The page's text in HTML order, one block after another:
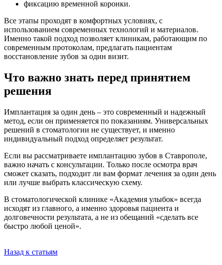
фиксацию временной коронки.
Все этапы проходят в комфортных условиях, с
использованием современных технологий и материалов.
Именно такой подход позволяет клиникам, работающим по
современным протоколам, предлагать пациентам
восстановление зубов за один визит.
Что важно знать перед принятием
решения
Имплантация за один день – это современный и надежный
метод, если он применяется по показаниям. Универсальных
решений в стоматологии не существует, и именно
индивидуальный подход определяет результат.
Если вы рассматриваете имплантацию зубов в Ставрополе,
важно начать с консультации. Только после осмотра врач
сможет сказать, подходит ли вам формат лечения за один день
или лучше выбрать классическую схему.
В стоматологической клинике «Академия улыбок» всегда
исходят из главного, а именно здоровья пациента и
долговечности результата, а не из обещаний «сделать все
быстро любой ценой».
Назад к статьям